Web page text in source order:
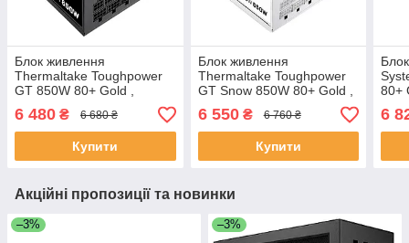
Блок живлення
Thermaltake Toughpower
GT 850W 80+ Gold ,
Гарантія 5 років
6 480 ₴ 6 680 ₴
Купити
Блок живлення
Thermaltake Toughpower
GT Snow 850W 80+ Gold ,
Гарантія 5 років
6 550₴ 6 760 ₴
Купити
80+
6
Акційні пропозиції та новинки
–3% –3%